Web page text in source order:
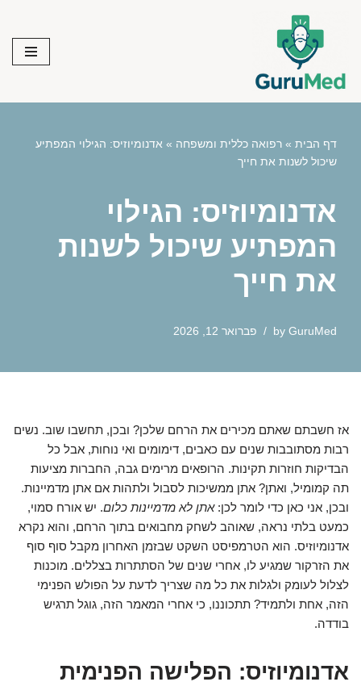
content
דף הבית » רפואה כללית ומשפחה » אדנומיוזיס: הגילוי המפתיע
שיכול לשנות את חייך
אדנומיוזיס: הגילוי
המפתיע שיכול לשנות
את חייך
by GuruMed פברואר 12, 2026
אז חשבתם שאתם מכירים את הרחם שלכן? ובכן, תחשבו שוב. נשים
רבות מסתובבות שנים עם כאבים, דימומים ואי נוחות, אבל כל
הבדיקות חוזרות תקינות. הרופאים מרימים גבה, החברות מציעות
תה קמומיל, ואתן? אתן ממשיכות לסבול ולתהות אם אתן מדמיינות.
ובכן, אני כאן כדי לומר לכן:אתן לא מדמיינות כלום. יש אורח סמוי,
כמעט בלתי נראה, שאוהב לשחק מחבואים בתוך הרחם, והוא נקרא
אדנומיוזיס. הוא הטרמפיסט השקט שבזמן האחרון מקבל סוף סוף
את הזרקור שמגיע לו, אחרי שנים של הסתתרות בצללים. מוכנות
לצלול לעומק ולגלות את כל מה שצריך לדעת על הפולש הפנימי
הזה, אחת ולתמיד? תתכוננו, כי אחרי המאמר הזה, גוגל תרגיש
בודדה.
אדנומיוזיס: הפלישה הפנימית